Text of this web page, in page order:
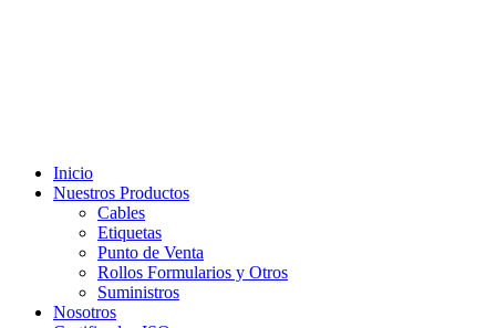
Inicio
Nuestros Productos
Cables
Etiquetas
Punto de Venta
Rollos Formularios y Otros
Suministros
Nosotros